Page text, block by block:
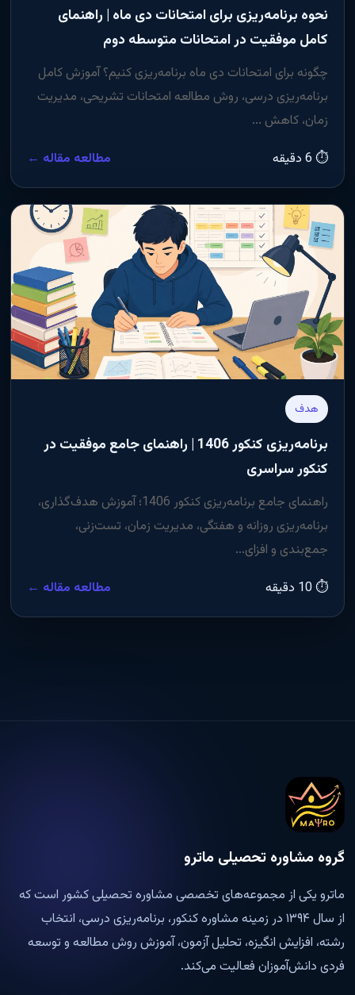
نحوه برنامه‌ریزی برای امتحانات دی ماه | راهنمای
کامل موفقیت در امتحانات متوسطه دوم
چگونه برای امتحانات دی ماه برنامه‌ریزی کنیم؟ آموزش کامل
برنامه‌ریزی درسی، روش مطالعه امتحانات تشریحی، مدیریت
زمان، کاهش ...
⏱ 6 دقیقه
مطالعه مقاله ←
هدف
برنامه‌ریزی کنکور 1406 | راهنمای جامع موفقیت در
کنکور سراسری
راهنمای جامع برنامه‌ریزی کنکور 1406؛ آموزش هدف‌گذاری،
برنامه‌ریزی روزانه و هفتگی، مدیریت زمان، تست‌زنی،
جمع‌بندی و افزای...
⏱ 10 دقیقه
مطالعه مقاله ←
گروه مشاوره تحصیلی ماترو
ماترو یکی از مجموعه‌های تخصصی مشاوره تحصیلی کشور است که
از سال ۱۳۹۴ در زمینه مشاوره کنکور، برنامه‌ریزی درسی، انتخاب
رشته، افزایش انگیزه، تحلیل آزمون، آموزش روش مطالعه و توسعه
فردی دانش‌آموزان فعالیت می‌کند.